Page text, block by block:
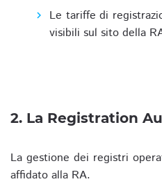
Le tariffe di
visibili sul sito della
2. La Registration
La gestione dei registri
affidato alla RA.